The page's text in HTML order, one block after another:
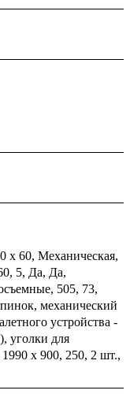
х 60, Механическая,
5, Да, Да,
505, 73,
механический
устройства -
уголки для
x 900, 250, 2 шт.,